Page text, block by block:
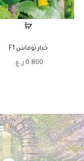
خيار توماش F1
0.800 ر.ع.